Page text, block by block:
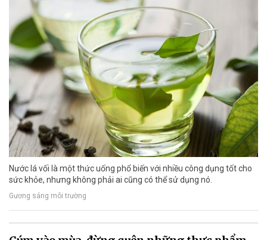
Nước lá vối là một thức uống phổ biến với nhiều công dụng tốt cho
sức khỏe, nhưng không phải ai cũng có thể sử dụng nó.
Gương sáng môi trường